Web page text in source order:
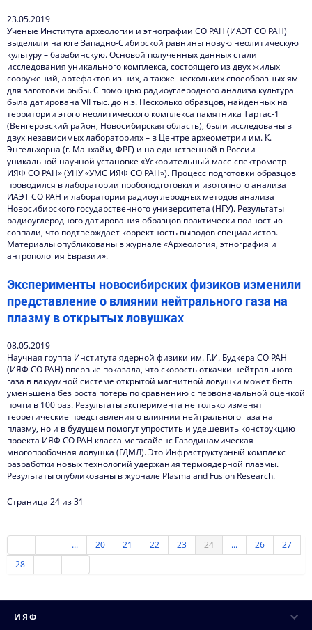
23.05.2019
Ученые Института археологии и этнографии СО РАН (ИАЭТ СО РАН)
выделили на юге Западно-Сибирской равнины новую неолитическую
культуру – барабинскую. Основой полученных данных стали
исследования уникального комплекса, состоящего из двух жилых
сооружений, артефактов из них, а также нескольких своеобразных ям
для заготовки рыбы. С помощью радиоуглеродного анализа культура
была датирована VII тыс. до н.э. Несколько образцов, найденных на
территории этого неолитического комплекса памятника Тартас-1
(Венгеровский район, Новосибирская область), были исследованы в
двух независимых лабораториях – в Центре археометрии им. К.
Энгельхорна (г. Манхайм, ФРГ) и на единственной в России
уникальной научной установке «Ускорительный масс-спектрометр
ИЯФ СО РАН» (УНУ «УМС ИЯФ СО РАН»). Процесс подготовки образцов
проводился в лаборатории пробоподготовки и изотопного анализа
ИАЭТ СО РАН и лаборатории радиоуглеродных методов анализа
Новосибирского государственного университета (НГУ). Результаты
радиоуглеродного датирования образцов практически полностью
совпали, что подтверждает корректность выводов специалистов.
Материалы опубликованы в журнале «Археология, этнография и
антропология Евразии».
Эксперименты новосибирских физиков изменили
представление о влиянии нейтрального газа на
плазму в открытых ловушках
08.05.2019
Научная группа Института ядерной физики им. Г.И. Будкера СО РАН
(ИЯФ СО РАН) впервые показала, что скорость откачки нейтрального
газа в вакуумной системе открытой магнитной ловушки может быть
уменьшена без роста потерь по сравнению с первоначальной оценкой
почти в 100 раз. Результаты эксперимента не только изменят
теоретические представления о влиянии нейтрального газа на
плазму, но и в будущем помогут упростить и удешевить конструкцию
проекта ИЯФ СО РАН класса мегасайенс Газодинамическая
многопробочная ловушка (ГДМЛ). Это Инфраструктурный комплекс
разработки новых технологий удержания термоядерной плазмы.
Результаты опубликованы в журнале Plasma and Fusion Research.
Страница 24 из 31
... 20 21 22 23 24 ... 26
27
28
ИЯФ